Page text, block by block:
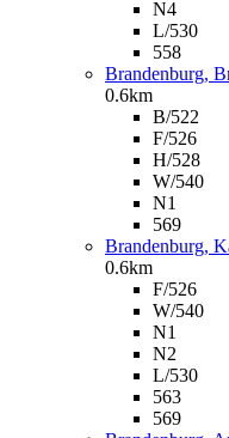
N4
L/530
558
Brandenburg,
0.6km
B/522
F/526
H/528
W/540
N1
569
Brandenburg,
0.6km
F/526
W/540
N1
N2
L/530
563
569